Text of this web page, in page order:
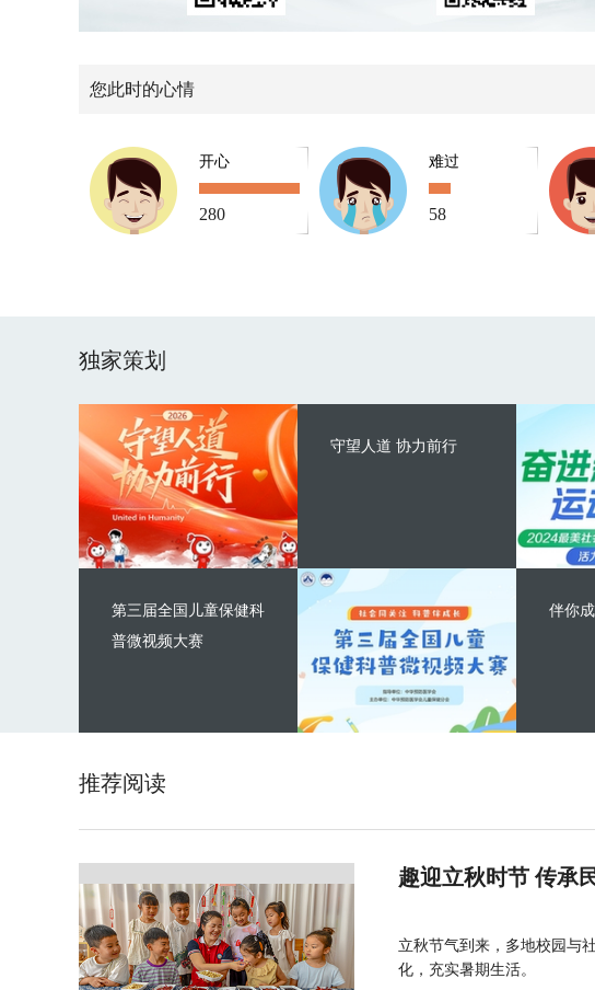
您此时的心情
开心
280
难过
58
独家策划
守望人道 协力前行
第三届全国儿童保健科
普微视频大赛
伴你
推荐阅读
趣迎立秋时节 传承
立秋节气到来，多地校园与
化，充实暑期生活。